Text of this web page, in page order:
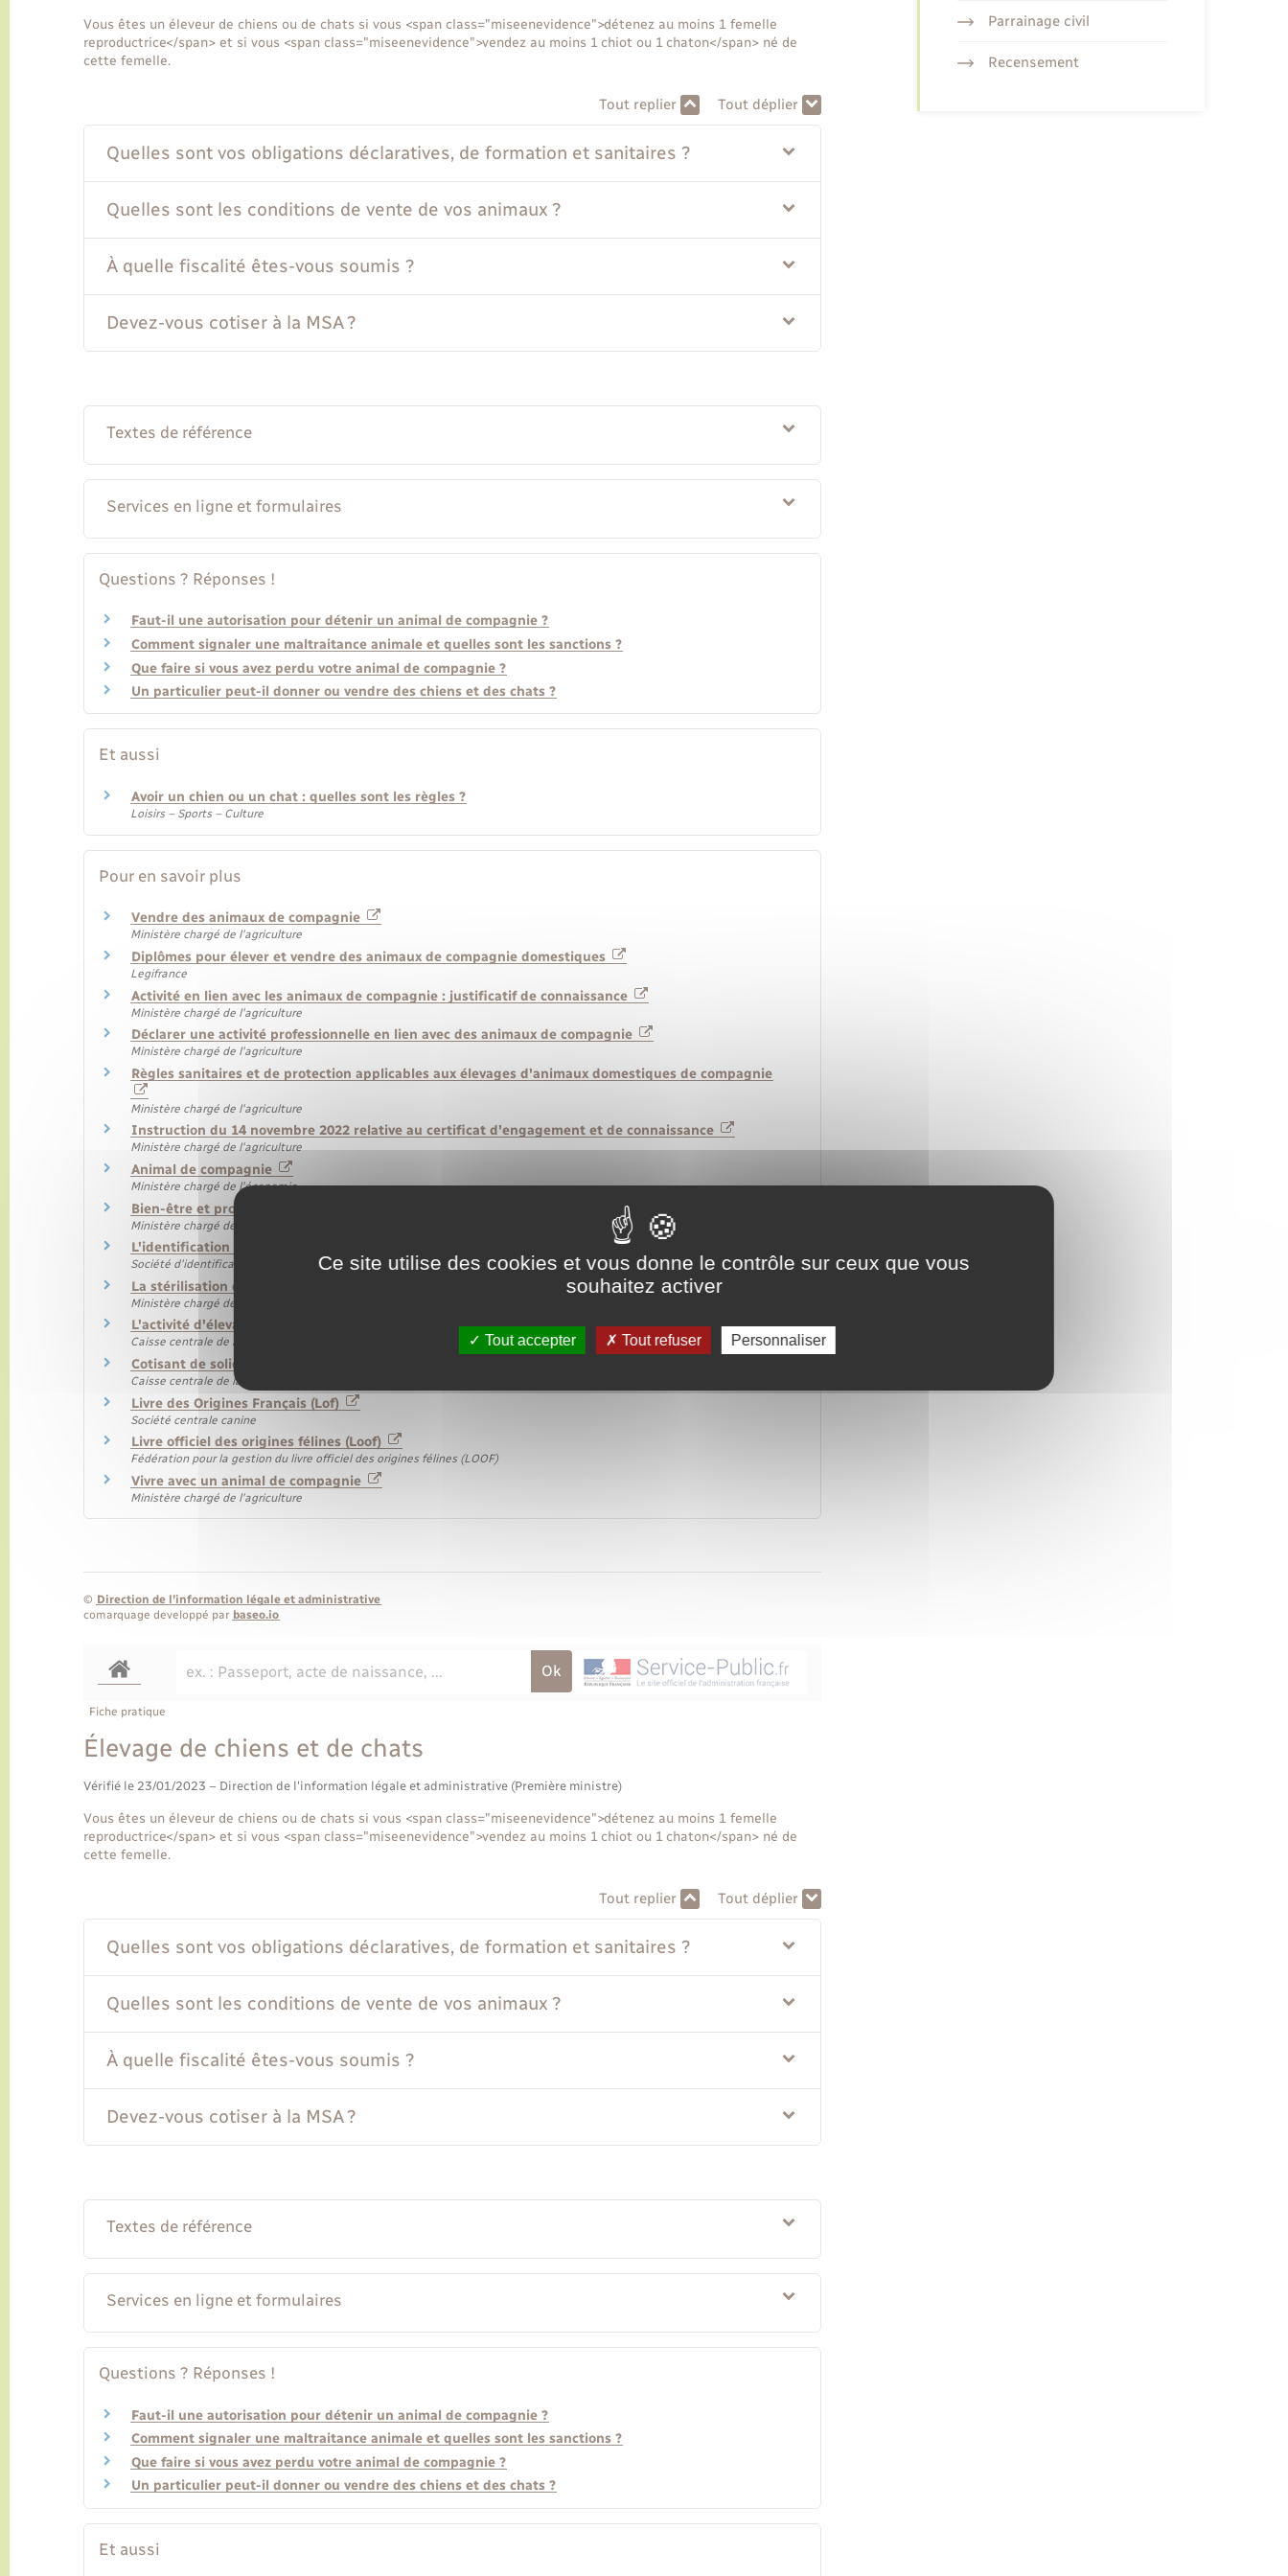
Vous êtes un éleveur de chiens ou de chats si vous <span class="miseenevidence">détenez au moins 1 femelle
reproductrice</span> et si vous <span class="miseenevidence">vendez au moins 1 chiot ou 1 chaton</span> né de
cette femelle.
Tout replier Tout déplier
Quelles sont vos obligations déclaratives, de formation et sanitaires ?
Quelles sont les conditions de vente de vos animaux ?
À quelle fiscalité êtes-vous soumis ?
Devez-vous cotiser à la MSA ?
Textes de référence
Services en ligne et formulaires
Questions ? Réponses !
Faut-il une autorisation pour détenir un animal de compagnie ?
Comment signaler une maltraitance animale et quelles sont les sanctions ?
Que faire si vous avez perdu votre animal de compagnie ?
Un particulier peut-il donner ou vendre des chiens et des chats ?
Et aussi
Avoir un chien ou un chat : quelles sont les règles ?
Loisirs – Sports – Culture
Pour en savoir plus
Vendre des animaux de compagnie
Ministère chargé de l'agriculture
Diplômes pour élever et vendre des animaux de compagnie domestiques
Legifrance
Activité en lien avec les animaux de compagnie : justificatif de connaissance
Ministère chargé de l'agriculture
Déclarer une activité professionnelle en lien avec des animaux de compagnie
Ministère chargé de l'agriculture
Règles sanitaires et de protection applicables aux élevages d'animaux domestiques de compagnie
Ministère chargé de l'agriculture
Instruction du 14 novembre 2022 relative au certificat d'engagement et de connaissance
Ministère chargé de l'agriculture
Animal de compagnie
Ministère chargé de l'économie
Bien-être et protection des animaux de compagnie
Ministère chargé de l'agriculture
L'identification du chat, un enjeu crucial en France
Société d'identification des carnivores domestiques (I-CAD)
La stérilisation des chats, un acte de protection
Ministère chargé de l'agriculture
L'activité d'élevage canin ou félin
Caisse centrale de la mutualité sociale agricole (MSA)
Cotisant de solidarité à la MSA
Caisse centrale de la mutualité sociale agricole (MSA)
Livre des Origines Français (Lof)
Société centrale canine
Livre officiel des origines félines (Loof)
Fédération pour la gestion du livre officiel des origines félines (LOOF)
Vivre avec un animal de compagnie
Ministère chargé de l'agriculture
© Direction de l’information légale et administrative
comarquage developpé par baseo.io
Fiche pratique
Élevage de chiens et de chats
Vérifié le 23/01/2023 – Direction de l'information légale et administrative (Première ministre)
Vous êtes un éleveur de chiens ou de chats si vous <span class="miseenevidence">détenez au moins 1 femelle
reproductrice</span> et si vous <span class="miseenevidence">vendez au moins 1 chiot ou 1 chaton</span> né de
cette femelle.
Tout replier Tout déplier
Quelles sont vos obligations déclaratives, de formation et sanitaires ?
Quelles sont les conditions de vente de vos animaux ?
À quelle fiscalité êtes-vous soumis ?
Devez-vous cotiser à la MSA ?
Textes de référence
Services en ligne et formulaires
Questions ? Réponses !
Faut-il une autorisation pour détenir un animal de compagnie ?
Comment signaler une maltraitance animale et quelles sont les sanctions ?
Que faire si vous avez perdu votre animal de compagnie ?
Un particulier peut-il donner ou vendre des chiens et des chats ?
Et aussi
Parrainage civil
Recensement
Ce site utilise des cookies et vous donne le contrôle sur ceux que vous
souhaitez activer
Tout accepter Tout refuser Personnaliser